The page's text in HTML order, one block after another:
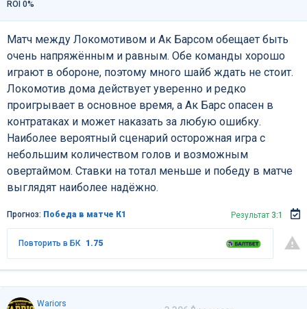
ROI 0%
Матч между Локомотивом и Ак Барсом обещает быть
очень напряжённым и равным. Обе команды хорошо
играют в обороне, поэтому много шайб ждать не стоит.
Локомотив дома действует уверенно и редко
проигрывает в основное время, а Ак Барс опасен в
контратаках и может наказать за любую ошибку.
Наиболее вероятный сценарий осторожная игра с
небольшим количеством голов и возможным
овертаймом. Ставки на тотал меньше и победу в матче
выглядят наиболее надёжно.
Прогноз: Победа в матче К1 Результат 3:1
Повторить в БК 1.75
Wariors